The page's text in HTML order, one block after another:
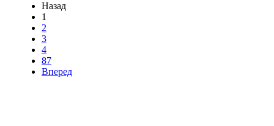
Назад
1
2
3
4
87
Вперед